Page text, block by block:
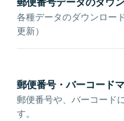
各種データのダウンロー
更新）
郵便番号・バーコード
郵便番号や、バーコード
す。